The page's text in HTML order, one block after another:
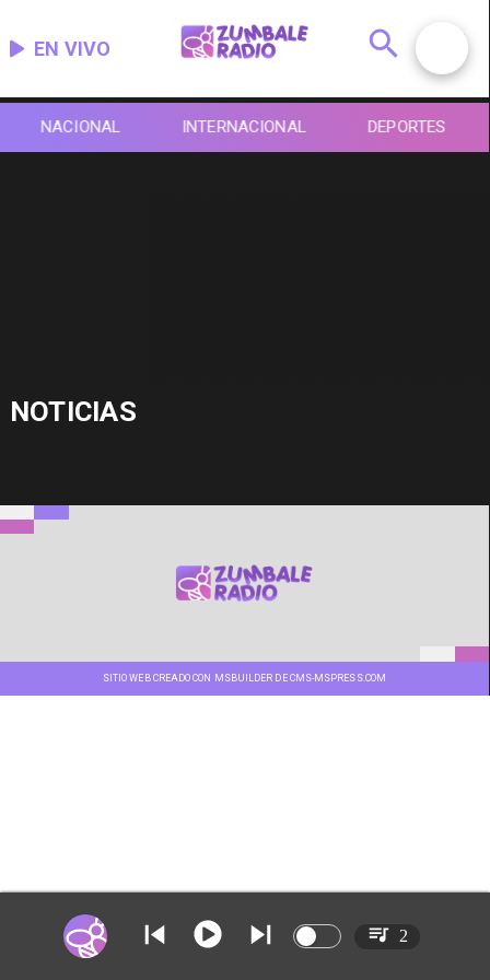
EN VIVO
NACIONAL INTERNACIONAL DEPORTES
NOTICIAS
SITIO WEB CREADO CON MSBUILDER DE CMS-MSPRESS.COM
2